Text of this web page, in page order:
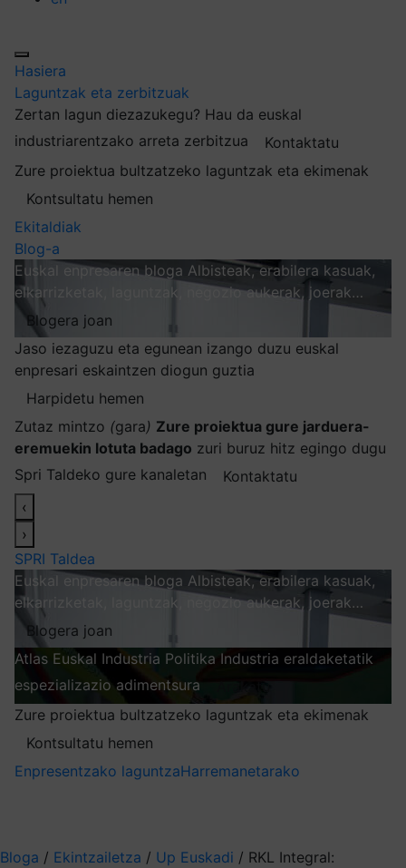
Hasiera
Laguntzak eta zerbitzuak
Zertan lagun diezazukegu? Hau da euskal
industriarentzako arreta zerbitzua
Kontaktatu
Zure proiektua bultzatzeko laguntzak eta ekimenak
Kontsultatu hemen
Ekitaldiak
Blog-a
Euskal enpresaren bloga Albisteak, erabilera kasuak,
elkarrizketak, laguntzak, negozio aukerak, joerak…
Blogera joan
Jaso iezaguzu eta egunean izango duzu euskal
enpresari eskaintzen diogun guztia
Harpidetu hemen
Zutaz mintzo (gara) Zure proiektua gure jarduera-
eremuekin lotuta badago zuri buruz hitz egingo dugu
Spri Taldeko gure kanaletan
Kontaktatu
‹
›
SPRI Taldea
Euskal enpresaren bloga Albisteak, erabilera kasuak,
elkarrizketak, laguntzak, negozio aukerak, joerak…
Blogera joan
Atlas Euskal Industria Politika Industria eraldaketatik
espezializazio adimentsura
Zure proiektua bultzatzeko laguntzak eta ekimenak
Kontsultatu hemen
Enpresentzako laguntzaHarremanetarako
Bloga / Ekintzailetza / Up Euskadi / RKL Integral: